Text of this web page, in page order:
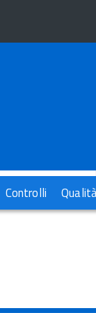
Controlli